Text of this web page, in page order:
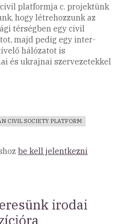
platformja c. projektünk
hogy létrehozzunk az
térségben egy civil
majd pedig egy inter-
hálózatot is
és ukrajnai szervezetekkel
CIVIL SOCIETY PLATFORM
be kell jelentkezni
irodai